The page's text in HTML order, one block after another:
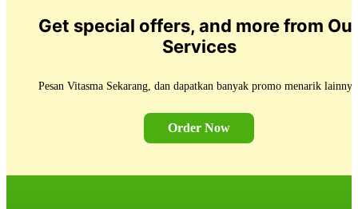
Get special offers, and more from
Services
Pesan Vitasma Sekarang, dan dapatkan banyak promo menarik
Order Now